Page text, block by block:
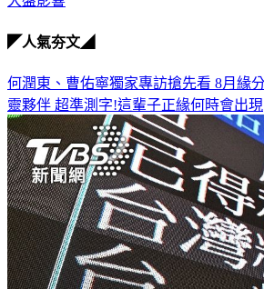
靈夥伴 超準測字!這輩子正緣何時會出現